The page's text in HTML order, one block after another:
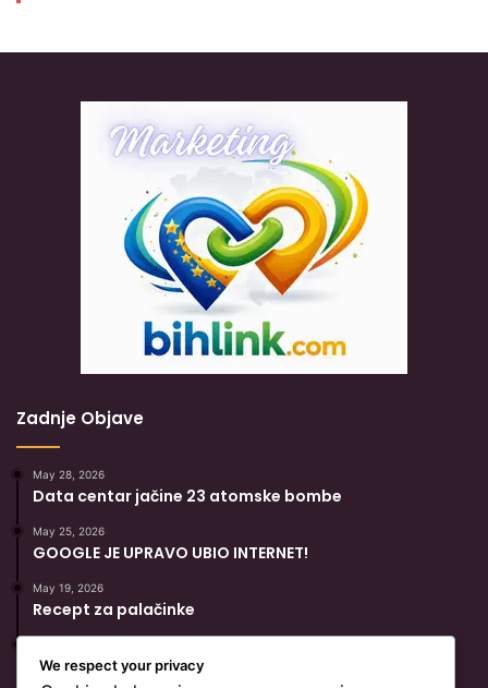
Zadnje Objave
May 28, 2026
Data centar jačine 23 atomske bombe
May 25, 2026
GOOGLE JE UPRAVO UBIO INTERNET!
May 19, 2026
Recept za palačinke
Popularni Recept Za Hurmašice
We respect your privacy